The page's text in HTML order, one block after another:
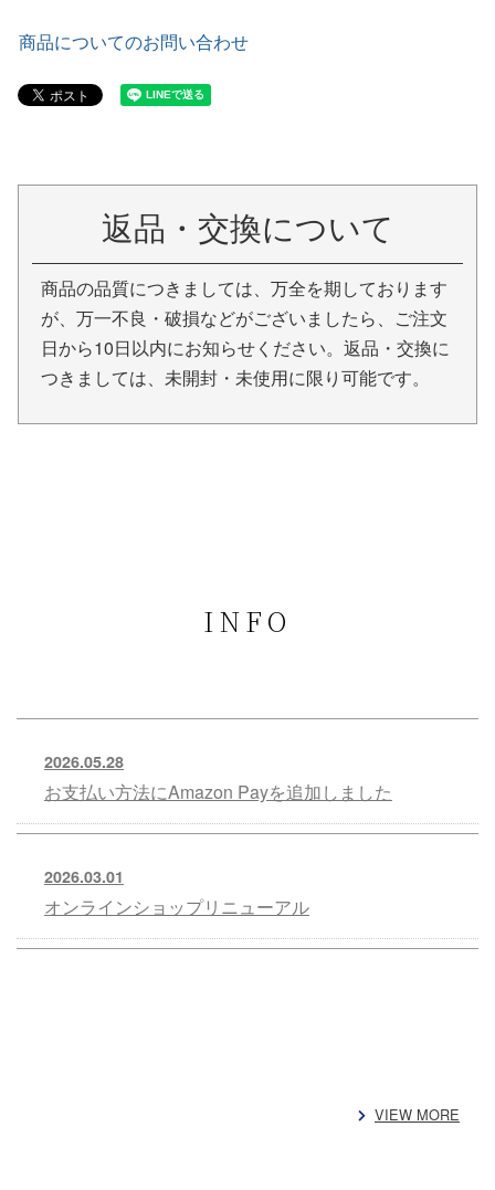
商品についてのお問い合わせ
返品・交換について
商品の品質につきましては、万全を期しております
が、万一不良・破損などがございましたら、ご注文
日から10日以内にお知らせください。返品・交換に
つきましては、未開封・未使用に限り可能です。
INFO
2026.05.28
お支払い方法にAmazon Payを追加しました
2026.03.01
オンラインショップリニューアル
VIEW MORE